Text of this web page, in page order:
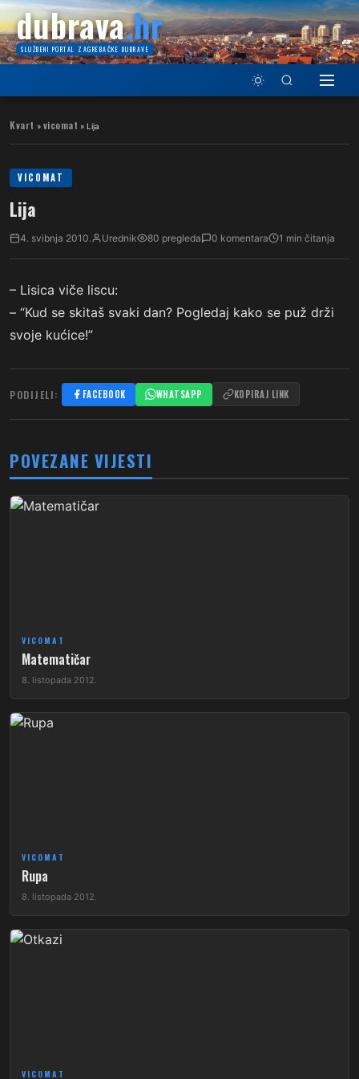
dubrava.hr
SLUŽBENI PORTAL ZAGREBAČKE DUBRAVE
Kvart » vicomat » Lija
VICOMAT
Lija
4. svibnja 2010. Urednik 80 pregleda 0 komentara 1 min čitanja
– Lisica viče liscu:
– “Kud se skitaš svaki dan? Pogledaj kako se puž drži
svoje kućice!”
PODIJELI: FACEBOOK WHATSAPP KOPIRAJ LINK
POVEZANE VIJESTI
VICOMAT
Matematičar
8. listopada 2012.
VICOMAT
Rupa
8. listopada 2012.
VICOMAT